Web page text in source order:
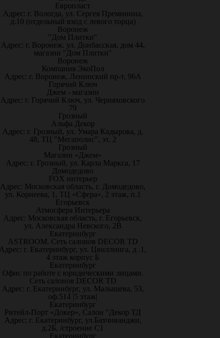
Европласт
Адрес: г. Вологда, ул. Сергея Преминина,
д.10 (отдельный вход с левого торца)
Воронеж
"Дом Плитки"
Адрес: г. Воронеж. ул. Донбасская, дом 44,
магазин "Дом Плитки"
Воронеж
Компания ЭкоПол
Адрес: г. Воронеж, Ленинский пр-т, 96А
Горячий Ключ
Джем - магазин
Адрес: г. Горячий Ключ, ул. Черняховского
79
Грозный
Альфа Декор
Адрес: г. Грозный, ул. Умара Кадырова, д.
48, ТЦ "Мегаполис", эт. 2
Грозный
Магазин «Джем»
Адрес: г. Грозный, ул. Карла Маркса, 17
Домодедово
FOX интерьер
Адрес: Московская область, г. Домодедово,
ул. Корнеева, 1, ТЦ «Сфера», 2 этаж, п.1
Егорьевск
Атмосфера Интерьера
Адрес: Московская область, г. Егорьевск,
ул. Александра Невского, 2В
Екатеринбург
ASTROOM. Сеть салонов DECOR TD
г. Екатеринбург, ул. Цвиллинга, д .1,
4 этаж корпус Б
Екатеринбург
Офис по работе с юридическими лицами.
Сеть салонов DECOR TD
Адрес: г. Екатеринбург, ул. Малышева, 53,
оф.514 |5 этаж|
Екатеринбург
Ритейл-Порт «Докер», Салон "Декор ТД
Адрес: г. Екатеринбург, ул.Бахчиванджи,
д.2Б, /строение С1
Екатеринбург